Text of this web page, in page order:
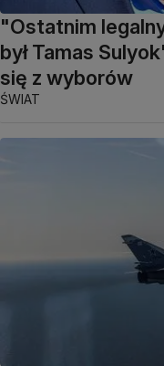
"Ostatnim
był Tamas
się z wyborów
ŚWIAT